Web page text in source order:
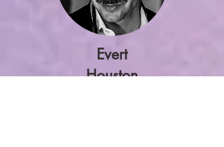
Evert
Houston